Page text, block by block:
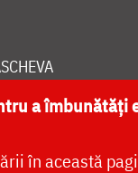
a îmbunătăți
în această